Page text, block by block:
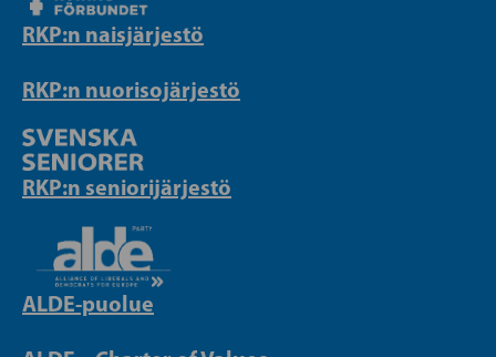
RKP:n naisjärjestö
RKP:n nuorisojärjestö
RKP:n seniorijärjestö
ALDE-puolue